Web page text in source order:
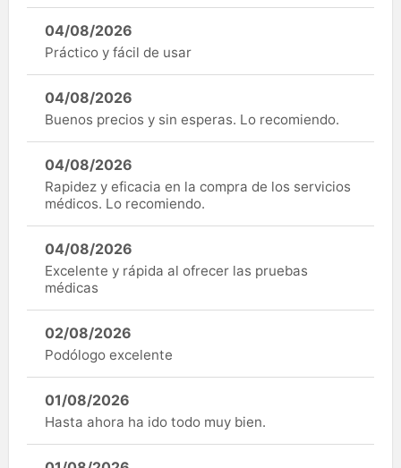
04/08/2026
Práctico y fácil de usar
04/08/2026
Buenos precios y sin esperas. Lo recomiendo.
04/08/2026
Rapidez y eficacia en la compra de los servicios
médicos. Lo recomiendo.
04/08/2026
Excelente y rápida al ofrecer las pruebas
médicas
02/08/2026
Podólogo excelente
01/08/2026
Hasta ahora ha ido todo muy bien.